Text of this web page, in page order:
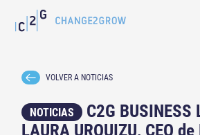
VOLVER A NOTICIAS
NOTICIAS
C2G BUSINESS
LAURA URQUIZU, CEO